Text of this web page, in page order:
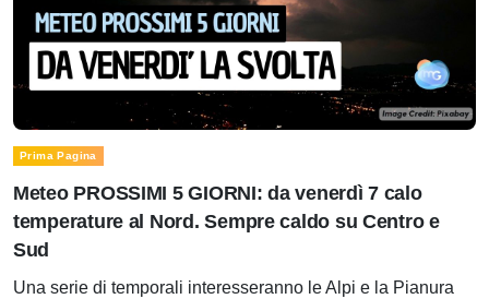
Prima Pagina
Meteo PROSSIMI 5 GIORNI: da venerdì 7 calo
temperature al Nord. Sempre caldo su Centro e
Sud
Una serie di temporali interesseranno le Alpi e la Pianura